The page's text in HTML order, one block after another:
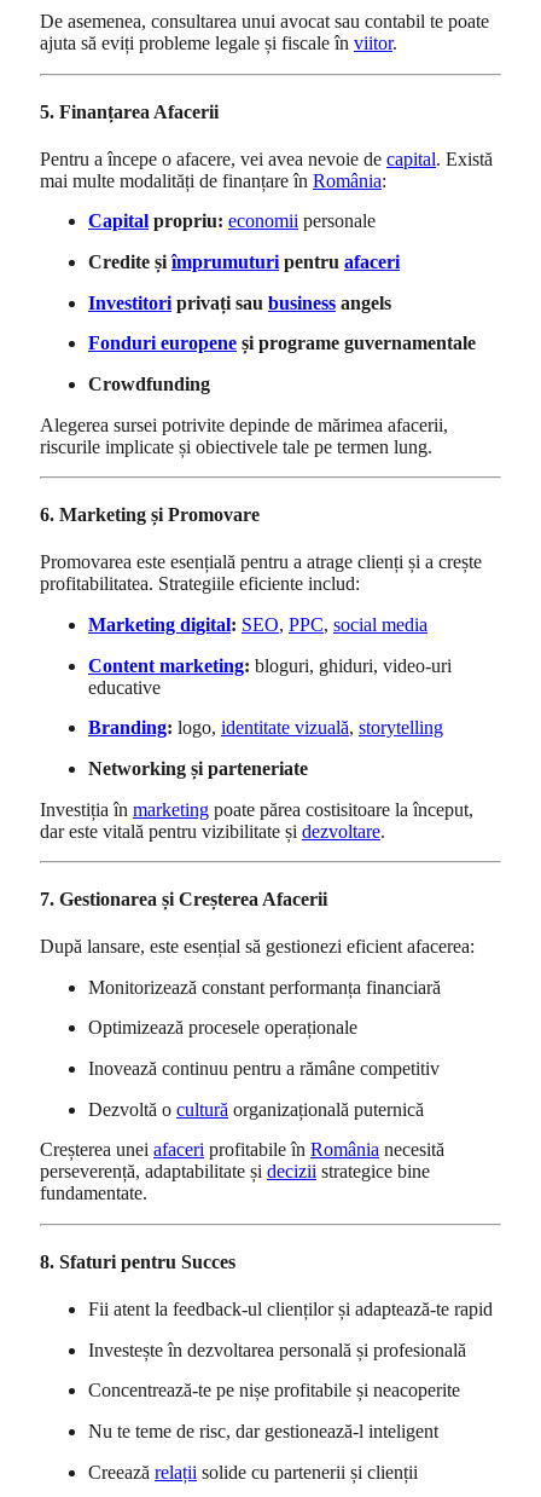
De asemenea, consultarea unui avocat sau contabil te poate
ajuta să eviți probleme legale și fiscale în viitor.
5. Finanțarea Afacerii
Pentru a începe o afacere, vei avea nevoie de capital. Există
mai multe modalități de finanțare în România:
Capital propriu: economii personale
Credite șiîmprumuturi pentru afaceri
Investitori privați sau business angels
Fonduri europene și programe guvernamentale
Crowdfunding
Alegerea sursei potrivite depinde de mărimea afacerii,
riscurile implicate și obiectivele tale pe termen lung.
6. Marketing și Promovare
Promovarea este esențială pentru a atrage clienți și a crește
profitabilitatea. Strategiile eficiente includ:
Marketing digital: SEO, PPC, social media
Content marketing: bloguri, ghiduri, video-uri
educative
Branding: logo, identitate vizuală, storytelling
Networking și parteneriate
Investiția în marketing poate părea costisitoare la început,
dar este vitală pentru vizibilitate și dezvoltare.
7. Gestionarea și Creșterea Afacerii
După lansare, este esențial să gestionezi eficient afacerea:
Monitorizează constant performanța financiară
Optimizează procesele operaționale
Inovează continuu pentru a rămâne competitiv
Dezvoltă o cultură organizațională puternică
Creșterea unei afaceri profitabile în România necesită
perseverență, adaptabilitate și decizii strategice bine
fundamentate.
8. Sfaturi pentru Succes
Fii atent la feedback-ul clienților și adaptează-te rapid
Investește în dezvoltarea personală și profesională
Concentrează-te pe nișe profitabile și neacoperite
Nu te teme de risc, dar gestionează-l inteligent
Creează relații solide cu partenerii și clienții